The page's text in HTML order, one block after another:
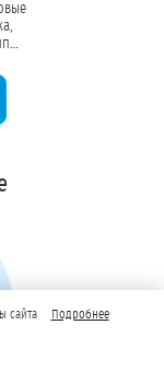
с
сайта Подробнее